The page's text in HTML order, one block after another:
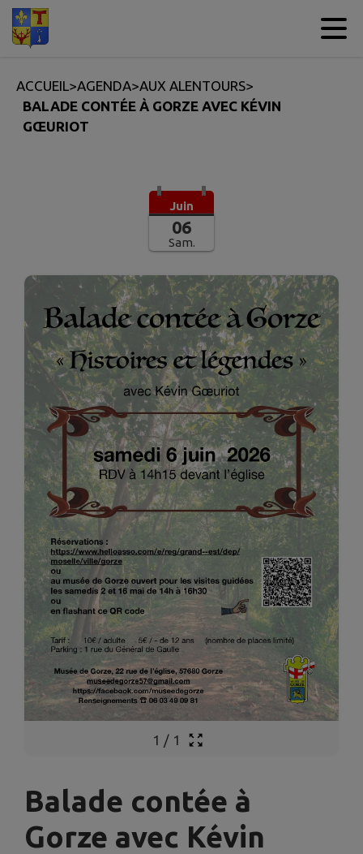
Contenu
ACCUEIL>AGENDA>AUX ALENTOURS>
BALADE CONTÉE À GORZE AVEC KÉVIN
GŒURIOT
Juin
06
Sam.
1 / 1
Balade contée à
Gorze avec Kévin